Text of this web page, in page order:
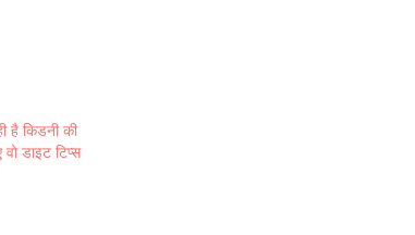
है किडनी की
डाइट टिप्स